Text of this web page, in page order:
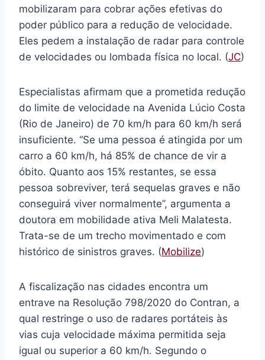
mobilizaram para cobrar ações efetivas do
poder público para a redução de velocidade.
Eles pedem a instalação de radar para controle
de velocidades ou lombada física no local. (JC)
Especialistas afirmam que a prometida redução
do limite de velocidade na Avenida Lúcio Costa
(Rio de Janeiro) de 70 km/h para 60 km/h será
insuficiente. “Se uma pessoa é atingida por um
carro a 60 km/h, há 85% de chance de vir a
óbito. Quanto aos 15% restantes, se essa
pessoa sobreviver, terá sequelas graves e não
conseguirá viver normalmente”, argumenta a
doutora em mobilidade ativa Meli Malatesta.
Trata-se de um trecho movimentado e com
histórico de sinistros graves. (Mobilize)
A fiscalização nas cidades encontra um
entrave na Resolução 798/2020 do Contran, a
qual restringe o uso de radares portáteis às
vias cuja velocidade máxima permitida seja
igual ou superior a 60 km/h. Segundo o